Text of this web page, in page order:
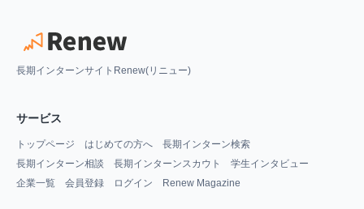
長期インターンサイトRenew(リニュー)
サービス
トップページ はじめての方へ
長期インターン検索
長期インターン相談
長期インターンスカウト
学生インタビュー
企業一覧
会員登録 ログイン Renew Magazine